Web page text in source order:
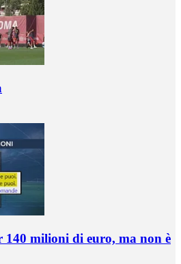
140 milioni di euro, ma non è